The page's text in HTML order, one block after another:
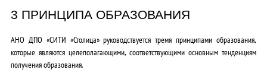
3 ПРИНЦИПА ОБРАЗОВАНИЯ
АНО ДПО «СИТИ «Столица» руководствуется тремя принципами образования,
которые являются целеполагающими, соответствующими основным тенденциям
получения образования.